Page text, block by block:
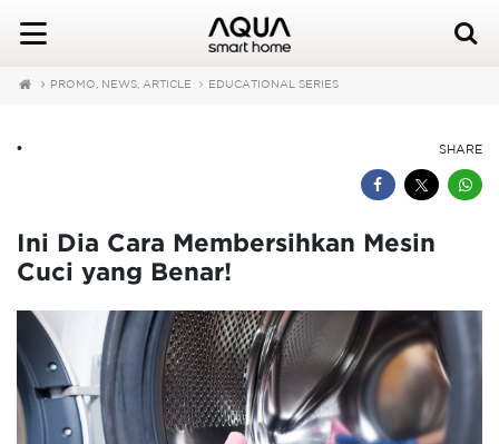
PROMO, NEWS, ARTICLE EDUCATIONAL SERIES
SHARE
•
Ini Dia Cara Membersihkan Mesin
Cuci yang Benar!